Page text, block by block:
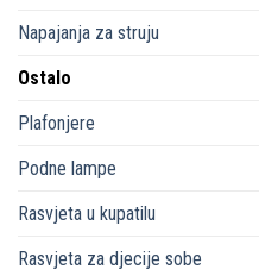
Napajanja za struju
Ostalo
Plafonjere
Podne lampe
Rasvjeta u kupatilu
Rasvjeta za djecije sobe